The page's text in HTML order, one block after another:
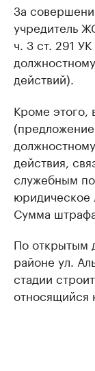
За
учредитель
ч. 3 ст. 291
действий).
Кроме этого,
действия,
служебным
юридическое
Сумма
По открытым
районе ул.
стадии
относящийся